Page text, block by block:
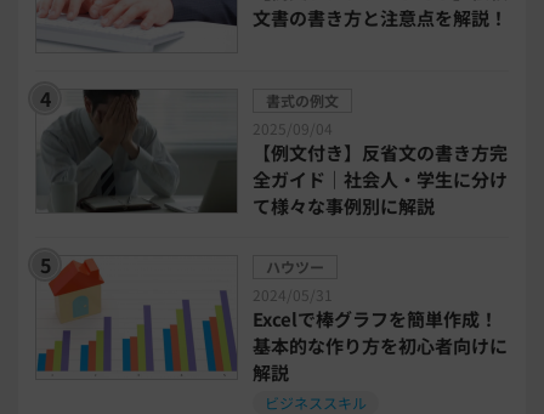
bizoceanお勧め動画
タイアップ
ニューノーマル時代における企業のあり方
インボイス制度解説 税制改正
喪中はがき 働き方改革
文書の書き方と注意点を解説！
書式の例文
2025/09/04
【例文付き】反省文の書き方完
全ガイド｜社会人・学生に分け
て様々な事例別に解説
ハウツー
2024/05/31
Excelで棒グラフを簡単作成！
基本的な作り方を初心者向けに
解説
ビジネススキル